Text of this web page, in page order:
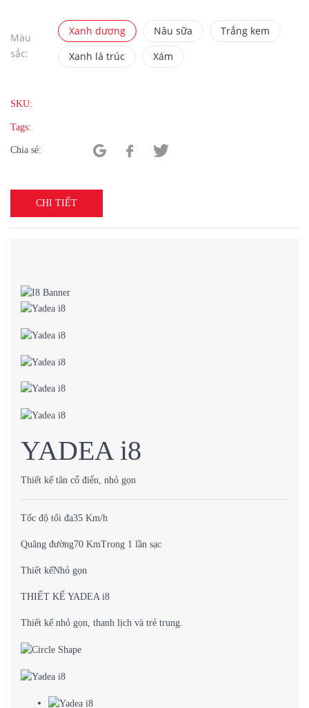
Màu
sắc:
Xanh dương Nâu sữa
Trắng kem
Xanh lá trúc
Xám
SKU:
Tags:
Chia sẻ:
CHI TIẾT
YADEA i8
Thiết kế tân cổ điển, nhỏ gọn
Tốc độ tối đa35 Km/h
Quãng đường70 KmTrong 1 lần sạc
Thiết kếNhỏ gọn
THIẾT KẾ YADEA i8
Thiết kế nhỏ gọn, thanh lịch và trẻ trung.